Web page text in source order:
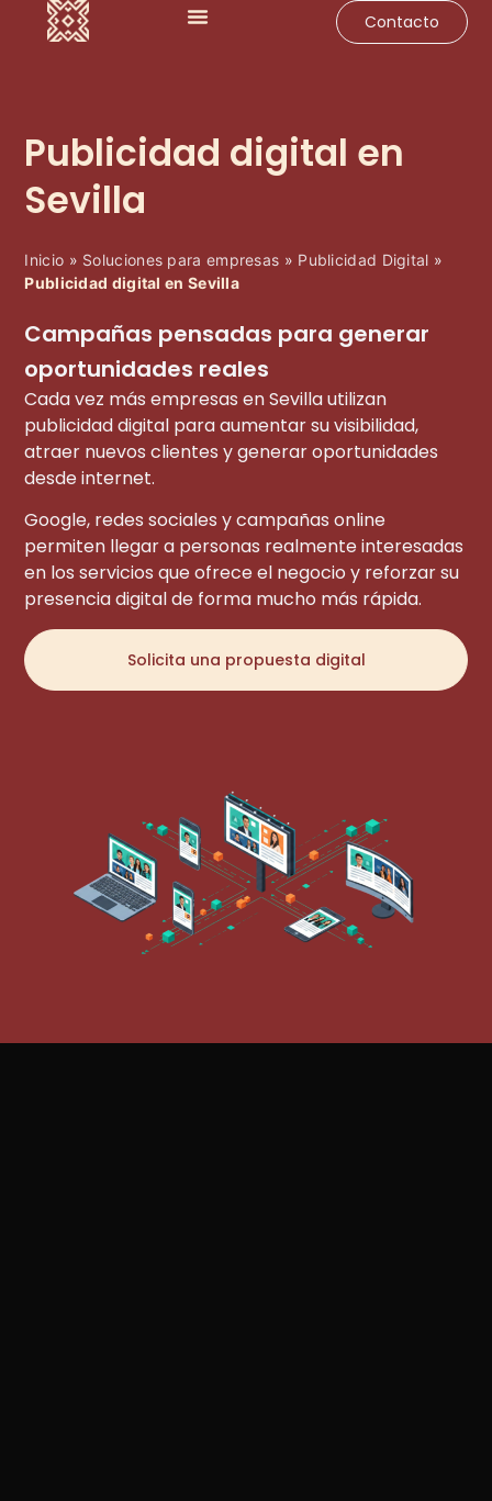
Contacto
Publicidad digital en
Sevilla
Inicio » Soluciones para empresas » Publicidad Digital »
Publicidad digital en Sevilla
Campañas pensadas para generar
oportunidades reales
Cada vez más empresas en Sevilla utilizan
publicidad digital para aumentar su visibilidad,
atraer nuevos clientes y generar oportunidades
desde internet.
Google, redes sociales y campañas online
permiten llegar a personas realmente interesadas
en los servicios que ofrece el negocio y reforzar su
presencia digital de forma mucho más rápida.
Solicita una propuesta digital